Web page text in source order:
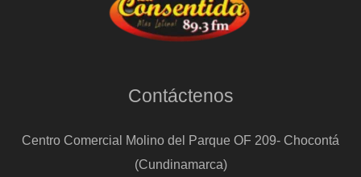
Contáctenos
Centro Comercial Molino del Parque OF 209- Chocontá
(Cundinamarca)